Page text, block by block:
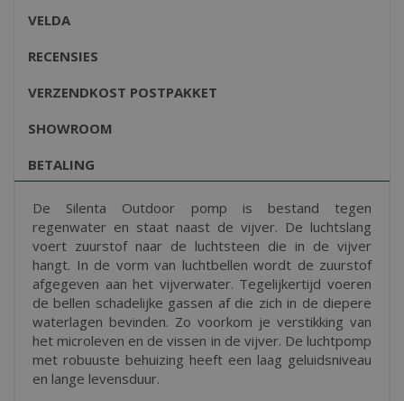
VELDA
RECENSIES
VERZENDKOST POSTPAKKET
SHOWROOM
BETALING
De Silenta Outdoor pomp is bestand tegen
regenwater en staat naast de vijver. De luchtslang
voert zuurstof naar de luchtsteen die in de vijver
hangt. In de vorm van luchtbellen wordt de zuurstof
afgegeven aan het vijverwater. Tegelijkertijd voeren
de bellen schadelijke gassen af die zich in de diepere
waterlagen bevinden. Zo voorkom je verstikking van
het microleven en de vissen in de vijver. De luchtpomp
met robuuste behuizing heeft een laag geluidsniveau
en lange levensduur.